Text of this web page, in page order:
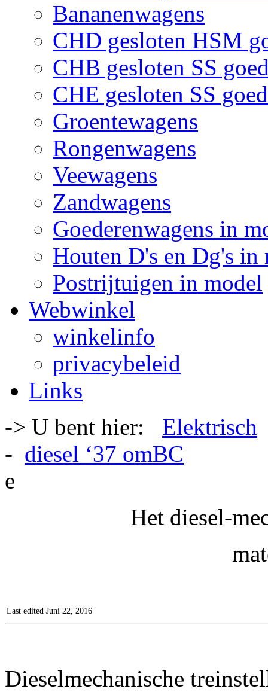
Bananenwagens
CHD gesloten HSM
CHB gesloten SS
CHE gesloten SS
Groentewagens
Rongenwagens
Veewagens
Zandwagens
Goederenwagens in
Houten D's en Dg's in
Postrijtuigen in model
Webwinkel
winkelinfo
privacybeleid
Links
-> U bent hier: Elektrisch
- diesel ‘37 omBC
e
Het diesel-
Last edited Juni 22, 2016
Dieselmechanische